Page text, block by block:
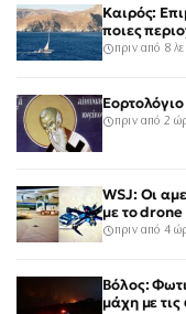
Καιρός:
ποιες
πριν από 8
πριν από 2
WSJ: Οι
με το
πριν από 4
Βόλος:
μάχη με